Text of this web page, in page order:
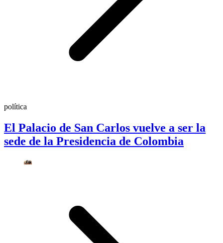
política
El Palacio de San Carlos vuelve a ser la
sede de la Presidencia de Colombia